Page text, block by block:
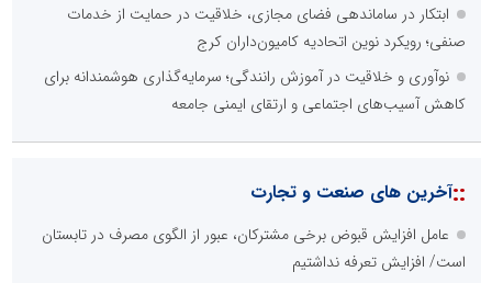
ابتکار در ساماندهی فضای مجازی، خلاقیت در حمایت از خدمات
صنفی؛ رویکرد نوین اتحادیه کامیون‌داران کرج
نوآوری و خلاقیت در آموزش رانندگی؛ سرمایه‌گذاری هوشمندانه برای
کاهش آسیب‌های اجتماعی و ارتقای ایمنی جامعه
::آخرین های صنعت و تجارت
عامل افزایش قبوض برخی مشترکان، عبور از الگوی مصرف در تابستان
است/ افزایش تعرفه نداشتیم